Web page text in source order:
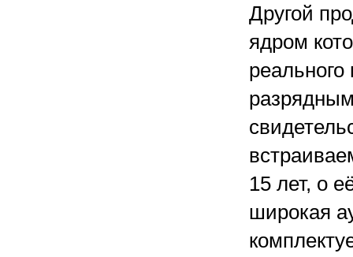
Другой
ядром
15 лет, о
широкая